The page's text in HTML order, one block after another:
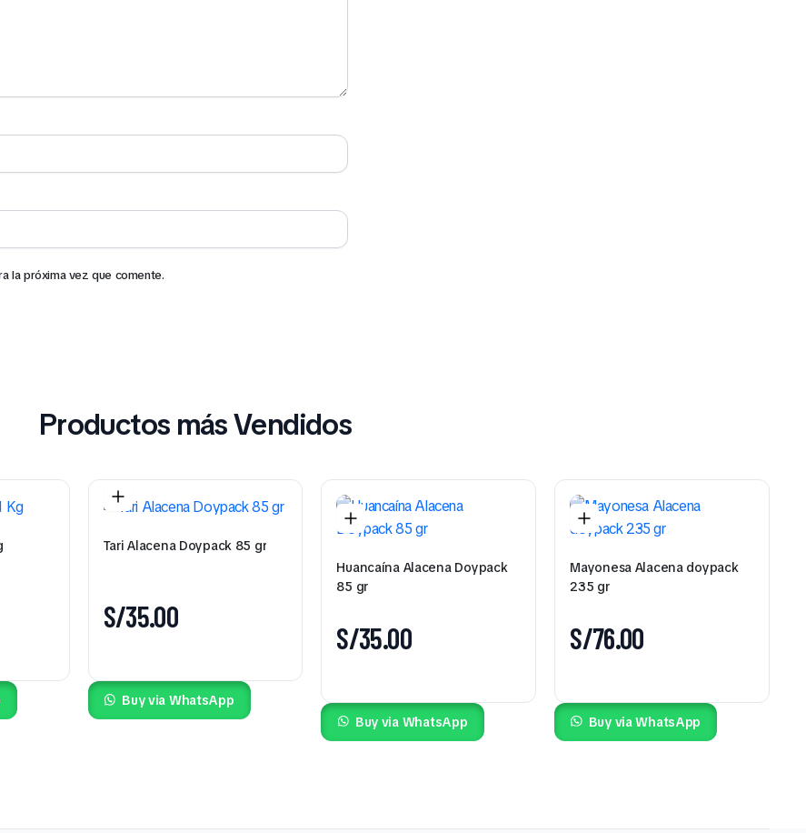
la próxima vez que comente.
Productos más Vendidos
Tari Alacena Doypack 85 gr
S/35.00
Buy via WhatsApp
Huancaína Alacena Doypack
85 gr
S/35.00
Buy via WhatsApp
Mayonesa Alacena doypack
235 gr
S/76.00
Buy via WhatsApp